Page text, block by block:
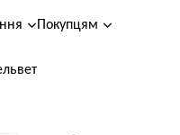
Покупцям